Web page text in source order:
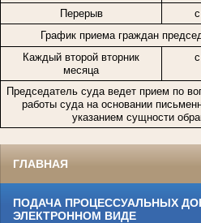
Перерыв
График приема граждан
Каждый второй вторник
месяца
Председатель суда ведет прием по
работы суда на основании
указанием сущности
ГЛАВНАЯ
ПОДАЧА ПРОЦЕССУАЛЬНЫХ
ЭЛЕКТРОННОМ ВИДЕ